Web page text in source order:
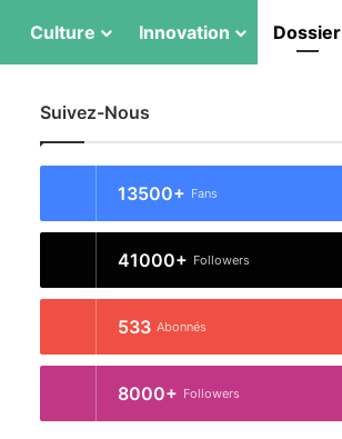
Culture Innovation Dossier
Suivez-Nous
13500+ Fans
41000+ Followers
533 Abonnés
8000+ Followers